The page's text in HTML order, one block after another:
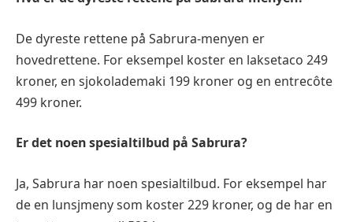
De dyreste rettene på Sabrura-menyen er
hovedrettene. For eksempel koster en laksetaco 249
kroner, en sjokolademaki 199 kroner og en entrecôte
499 kroner.
Er det noen spesialtilbud på Sabrura?
Ja, Sabrura har noen spesialtilbud. For eksempel har
de en lunsjmeny som koster 229 kroner, og de har en